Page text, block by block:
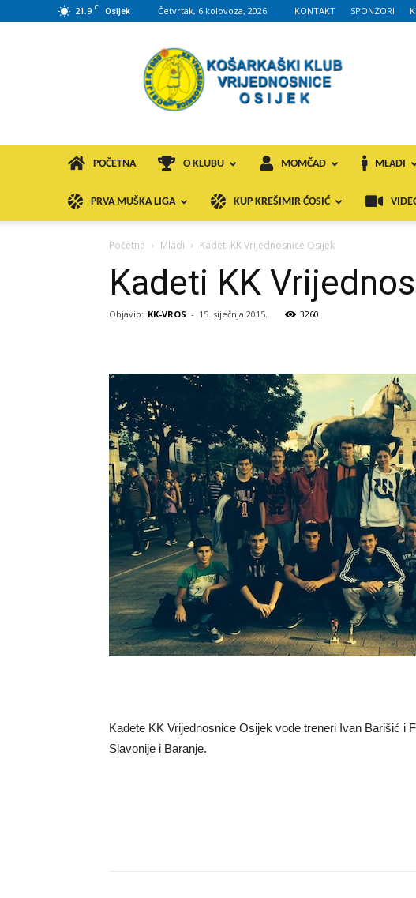
21.9 C Osijek Četvrtak, 6 kolovoza, 2026 KONTAKT SPONZORI
KK
VROS
POČETNA O KLUBU MOMČAD MLADI
PRVA MUŠKA LIGA KUP KREŠIMIR ĆOSIĆ
Početna Mladi Kadeti KK Vrijednosnice Osijek
Kadeti KK
Objavio: KK-VROS - 15. siječnja 2015. 3260
Kadete KK Vrijednosnice Osijek vode treneri Ivan Barišić i
Slavonije i Baranje.